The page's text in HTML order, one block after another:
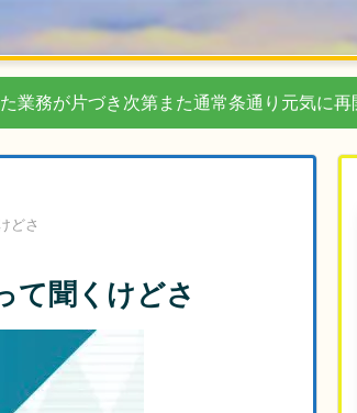
業務が片づき次第また通常条通り元気に再
どさ
て聞くけどさ